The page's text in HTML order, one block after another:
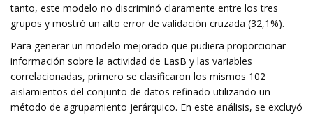
tanto, este modelo no discriminó claramente entre los tres
grupos y mostró un alto error de validación cruzada (32,1%).
Para generar un modelo mejorado que pudiera proporcionar
información sobre la actividad de LasB y las variables
correlacionadas, primero se clasificaron los mismos 102
aislamientos del conjunto de datos refinado utilizando un
método de agrupamiento jerárquico. En este análisis, se excluyó